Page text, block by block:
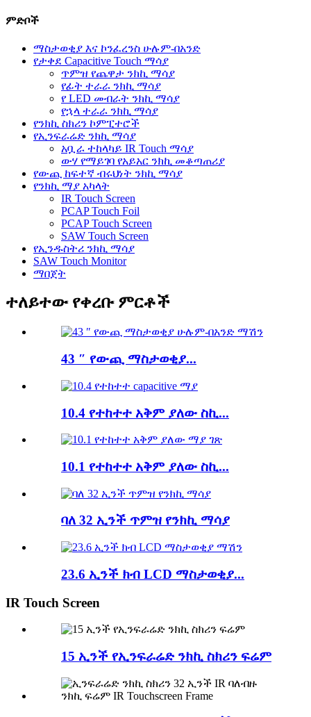
ምድቦች
ማስታወቂያ እና ኮንፈረንስ ሁሉም-በአንድ
የታቀደ Capacitive Touch ማሳያ
ጥምዝ የጨዋታ ንክኪ ማሳያ
የፊት ተራራ ንክኪ ማሳያ
የ LED መብራት ንክኪ ማሳያ
የኋላ ተራራ ንክኪ ማሳያ
የንክኪ ስክሪን ኮምፒተሮች
የኢንፍራሬድ ንክኪ ማሳያ
አቧራ ተከላካይ IR Touch ማሳያ
ውሃ የማይገባ የአይአር ንክኪ መቆጣጠሪያ
የውጪ ከፍተኛ ብሩህነት ንክኪ ማሳያ
የንክኪ ማያ አካላት
IR Touch Screen
PCAP Touch Foil
PCAP Touch Screen
SAW Touch Screen
የኢንዱስትሪ ንክኪ ማሳያ
SAW Touch Monitor
ማበጀት
ተለይተው የቀረቡ ምርቶች
43 ″ የውጪ ማስታወቂያ...
10.4 የተከተተ አቅም ያለው ስኪ...
10.1 የተከተተ አቅም ያለው ስኪ...
ባለ 32 ኢንች ጥምዝ የንክኪ ማሳያ
23.6 ኢንች ክብ LCD ማስታወቂያ...
IR Touch Screen
15 ኢንች የኢንፍራሬድ ንክኪ ስክሪን ፍሬም